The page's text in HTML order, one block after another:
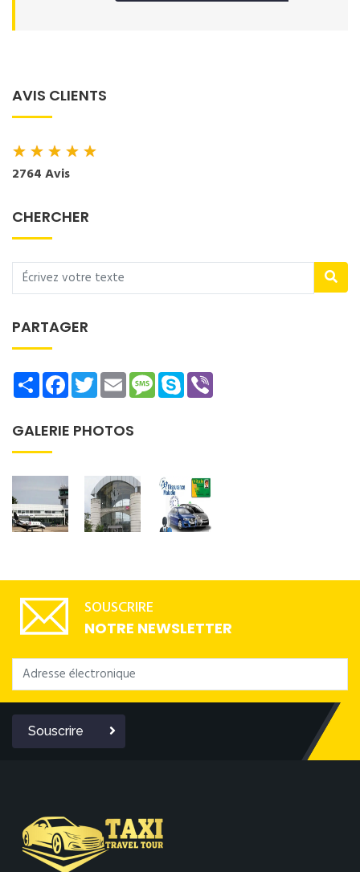
AVIS CLIENTS
★★★★★
2764 Avis
CHERCHER
PARTAGER
ShareFacebookTwitterEmailMessage
Skype
GALERIE PHOTOS
SOUSCRIRE
NOTRE NEWSLETTER
Souscrire